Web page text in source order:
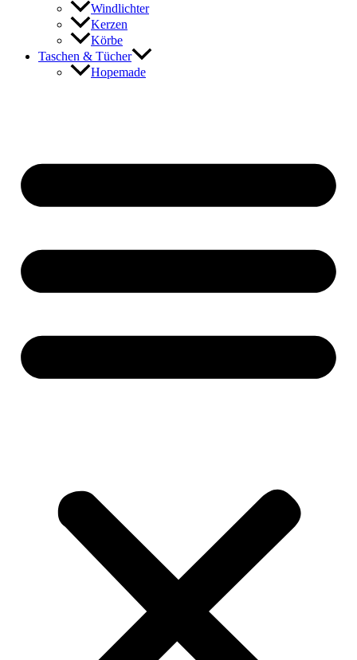
Windlichter
Kerzen
Körbe
Taschen & Tücher
Hopemade